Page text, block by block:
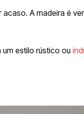
A madeira é
estilo rústico ou